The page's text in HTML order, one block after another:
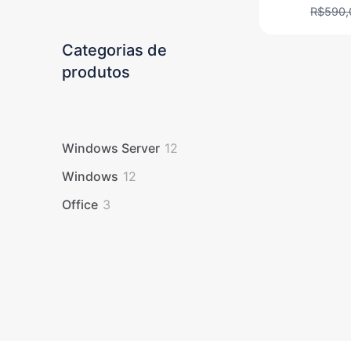
Categorias de
produtos
Windows Server 12
Windows 12
Office 3
R$